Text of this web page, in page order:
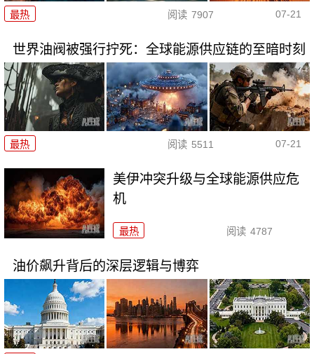
最热 阅读 7907 07-21
世界油阀被强行拧死：全球能源供应链的至暗时刻
最热 阅读 5511 07-21
美伊冲突升级与全球能源供应危
机
最热 阅读 4787
油价飙升背后的深层逻辑与博弈